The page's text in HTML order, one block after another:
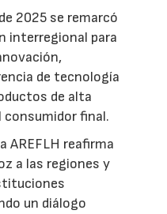
2025 se remarcó
interregional para
de tecnología
de alta
consumidor final.
AREFLH reafirma
a las regiones y
un diálogo